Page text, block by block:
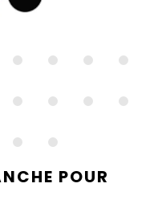
POUR